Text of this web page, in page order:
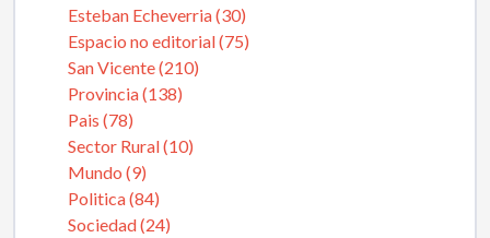
Esteban Echeverria (30)
Espacio no editorial (75)
San Vicente (210)
Provincia (138)
Pais (78)
Sector Rural (10)
Mundo (9)
Politica (84)
Sociedad (24)